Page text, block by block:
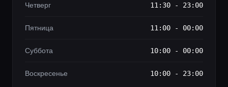
Четверг 11:30 - 23:00
Пятница 11:00 - 00:00
Суббота 10:00 - 00:00
Воскресенье 10:00 - 23:00